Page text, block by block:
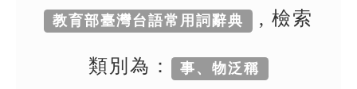
生字詞彙表
教育部臺灣台語常用詞辭典 , 檢索
類別為： 事、物泛稱